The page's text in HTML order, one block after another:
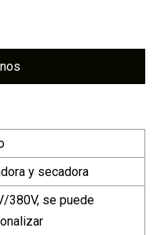
y secadora
380V, se puede